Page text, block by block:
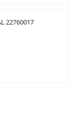
22760017